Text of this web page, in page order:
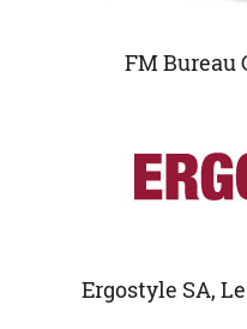
FM Bureau
Ergostyle SA,